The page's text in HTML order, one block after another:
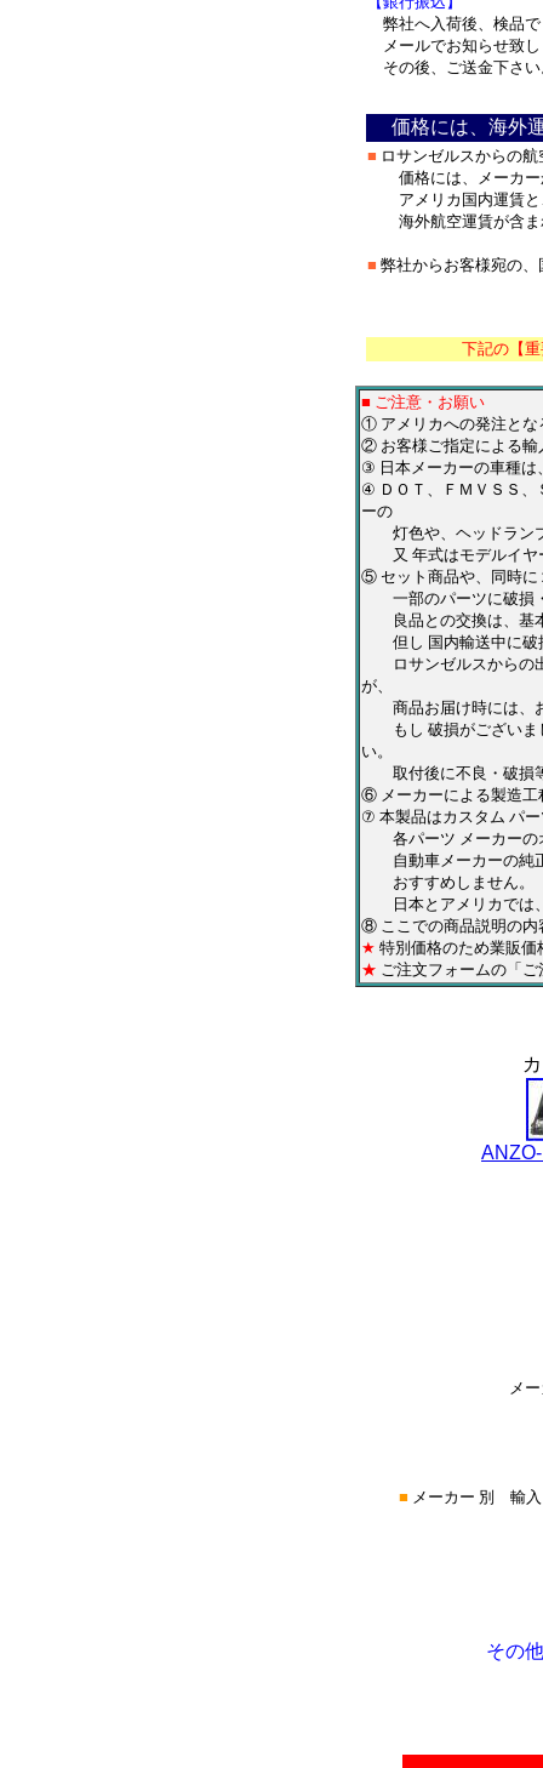
弊社へ入荷後、検品
メールでお知らせ致し
その後、ご送金下さ
価格には、海外
■ ロサンゼルスからの
価格には、メーカー
アメリカ国内運賃と
海外航空運賃が含ま
■ 弊社からお客様宛の
下記の【
■ ご注意・お願い
① アメリカへの発注とな
② お客様ご指定による輸
③ 日本メーカーの車種は
④ ＤＯＴ、ＦＭＶＳＳ、
ーの
灯色や、ヘッドランプ
又 年式はモデルイヤ
⑤ セット商品や、同時に
一部のパーツに破損・
良品との交換は、基本
但し 国内輸送中に破
ロサンゼルスからの出
が、
商品お届け時には、お
もし 破損がございまし
い。
取付後に不良・破損
⑥ メーカーによる製造工
⑦ 本製品はカスタム パ
各パーツ メーカーの
自動車メーカーの純正
おすすめしません。
日本とアメリカでは、
⑧ ここでの商品説明の
★ 特別価格のため業販
★ ご注文フォームの「
メ
■ メーカー 別 輸入
その